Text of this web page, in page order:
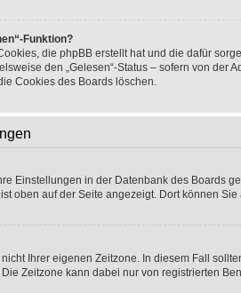
Funktion?
die phpBB erstellt hat und die dafür
den „Gelesen“-Status – sofern von der
Cookies des Boards löschen.
Einstellungen in der Datenbank des Boards
oben auf der Seite angezeigt. Dort können
Ihrer eigenen Zeitzone. In diesem Fall
Zeitzone kann dabei nur von registrierten